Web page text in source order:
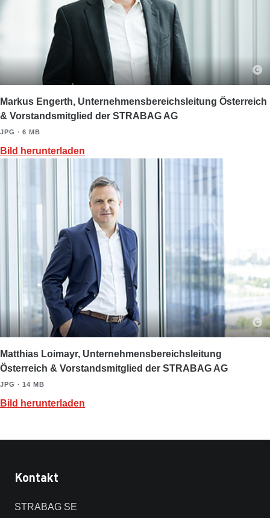
Markus Engerth, Unternehmensbereichsleitung Österreich
& Vorstandsmitglied der STRABAG AG
JPG ∙ 6 MB
Bild herunterladen
Matthias Loimayr, Unternehmensbereichsleitung
Österreich & Vorstandsmitglied der STRABAG AG
JPG ∙ 14 MB
Bild herunterladen
Kontakt
STRABAG SE